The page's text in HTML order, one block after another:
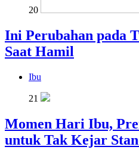
20
Ini Perubahan pada
Saat Hamil
Ibu
21
Momen Hari Ibu,
untuk Tak Kejar